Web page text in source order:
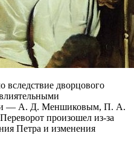
дворцового
— А. Д. Меншиковым, П. А.
произошел из-за
Петра и изменения